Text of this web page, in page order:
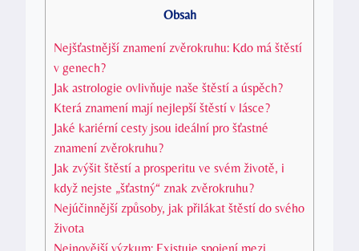
Obsah
Nejšťastnější znamení zvěrokruhu: Kdo má štěstí
v genech?
Jak astrologie​ ovlivňuje naše štěstí a úspěch?
Která ‍znamení mají nejlepší štěstí v lásce?
Jaké kariérní cesty ⁢jsou‌ ideální pro šťastné
znamení zvěrokruhu?
Jak zvýšit štěstí ⁣a⁢ prosperitu ve ‌svém životě, i
když nejste „šťastný“⁣ znak​ zvěrokruhu?
Nejúčinnější ⁣způsoby,⁣ jak přilákat ‌štěstí do svého
života
Nejnovější výzkum: Existuje spojení mezi